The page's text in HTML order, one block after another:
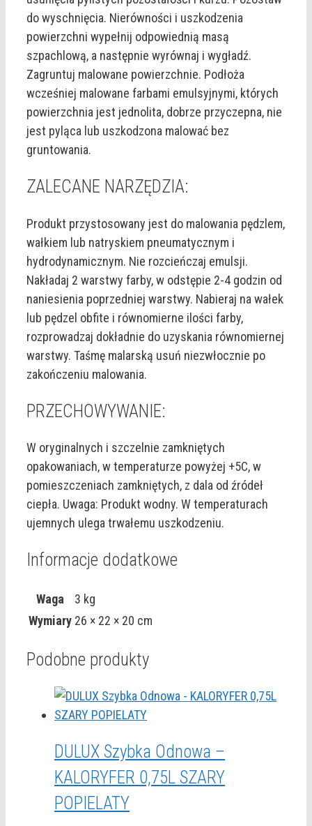
do wyschnięcia. Nierówności i uszkodzenia
powierzchni wypełnij odpowiednią masą
szpachlową, a następnie wyrównaj i wygładź.
Zagruntuj malowane powierzchnie. Podłoża
wcześniej malowane farbami emulsyjnymi, których
powierzchnia jest jednolita, dobrze przyczepna, nie
jest pyląca lub uszkodzona malować bez
gruntowania.
ZALECANE NARZĘDZIA:
Produkt przystosowany jest do malowania pędzlem,
wałkiem lub natryskiem pneumatycznym i
hydrodynamicznym. Nie rozcieńczaj emulsji.
Nakładaj 2 warstwy farby, w odstępie 2-4 godzin od
naniesienia poprzedniej warstwy. Nabieraj na wałek
lub pędzel obfite i równomierne ilości farby,
rozprowadzaj dokładnie do uzyskania równomiernej
warstwy. Taśmę malarską usuń niezwłocznie po
zakończeniu malowania.
PRZECHOWYWANIE:
W oryginalnych i szczelnie zamkniętych
opakowaniach, w temperaturze powyżej +5C, w
pomieszczeniach zamkniętych, z dala od źródeł
ciepła. Uwaga: Produkt wodny. W temperaturach
ujemnych ulega trwałemu uszkodzeniu.
Informacje dodatkowe
Waga
3 kg
Wymiary 26 × 22 × 20 cm
Podobne produkty
DULUX Szybka Odnowa –
KALORYFER 0,75L SZARY
POPIELATY